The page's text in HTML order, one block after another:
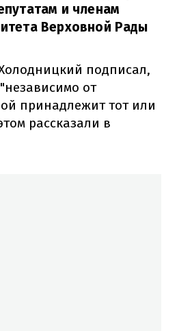
и членам
Верховной Рады
подписал,
от
принадлежит тот или
рассказали в